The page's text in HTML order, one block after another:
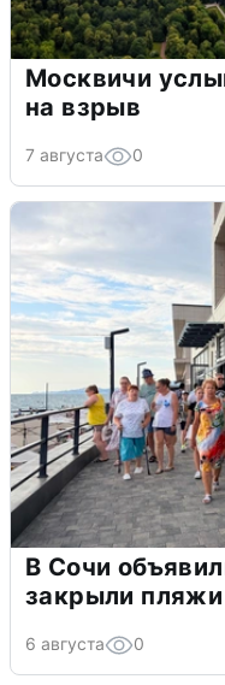
Москвичи
на взрыв
7 августа 0
В Сочи
закрыли пляжи
6 августа 0